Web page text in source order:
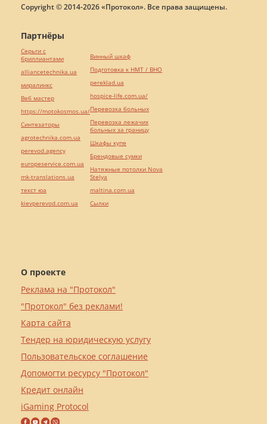
Copyright © 2014-2026 «Протокол». Все права защищены.
О проекте
Реклама на "Протокол"
"Протокол" без реклами!
Карта сайта
Тендер на юридическую услугу
Пользовательское соглашение
Допомогти ресурсу "Протокол"
Кредит онлайн
iGaming Protocol
Партнёры
Серьги с
бриллиантами
alliancetechnika.ua
миралинкс
Веб мастер
https://motokosmos.ua/
Синтезаторы
agrotechnika.com.ua
perevod.agency
europeservice.com.ua
mk-translations.ua
текст юа
kievperevod.com.ua
Винный шкаф
Подготовка к НМТ / ВНО
pereklad.ua
hospice-life.com.ua/
Перевозка больных
Перевозка лежачих
больных за границу
Шкафы купе
Брендовые сумки
Натяжные потолки Nova
Stelya
maltina.com.ua
Cылки